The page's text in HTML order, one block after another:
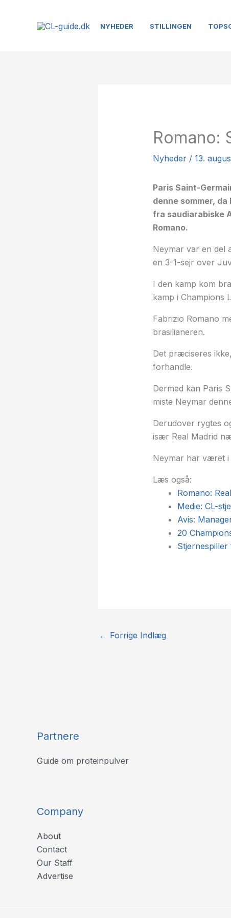
NYHEDER STILLINGEN
Romano:
Nyheder/ 13.
Paris Saint-
denne sommer,
fra saudiarabiske
Romano.
Neymar var en del
en 3-1-sejr over
I den kamp kom
kamp i Champions
Fabrizio Romano
brasilianeren.
Det præciseres
forhandle.
Dermed kan Paris
miste Neymar
Derudover rygtes
især Real Madrid
Neymar har været i
Læs også:
Romano:
Medie: CL-
Avis:
20
← Forrige Indlæg
Partnere
Guide om proteinpulver
Company
About
Contact
Our Staff
Advertise